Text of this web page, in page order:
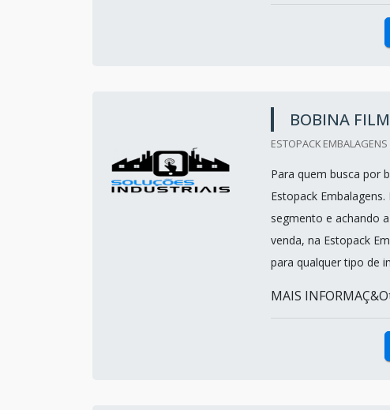
BOBINA
ESTOPACK
Para quem busca por
Estopack
segmento e achando
venda, na Estopack
para qualquer tipo de
MAIS